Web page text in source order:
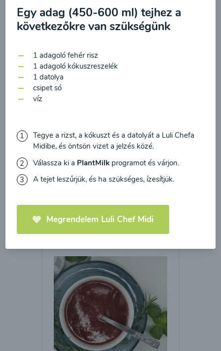
Cékla leves
paradicsommal és
sárgarépával
00:20
Egy adag (450-600 ml) tejhez a
következőkre van szükségünk
1 adagoló fehér risz
1 adagoló kókuszreszelék
1 datolya
csipet só
víz
Tegye a rizst, a kókuszt és a datolyát a Luli Chefa
Midibe, és öntsön vizet a jelzés közé.
Válassza ki a PlantMilk programot és várjon.
A tejet leszűrjük, és ha szükséges, ízesítjük.
Megrendelem Luli Chef Midi
megerősítem, hogy elolvastamaz adatvédelmi
irányelveketés egyetértek velük.